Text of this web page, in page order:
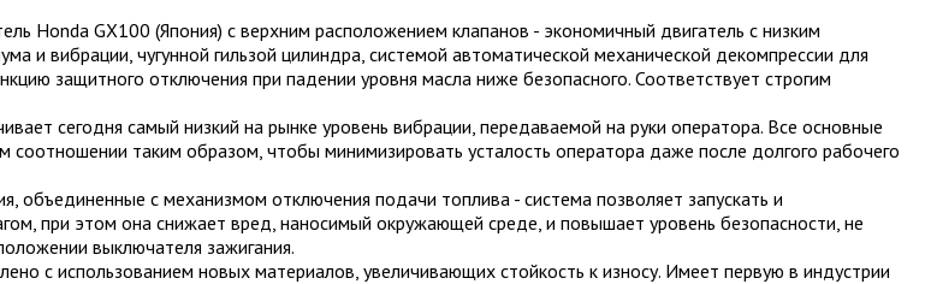
Honda GX100 (Япония) с верхним расположением клапанов - экономичный двигатель с низким
и вибрации, чугунной гильзой цилиндра, системой автоматической механической декомпрессии для
защитного отключения при падении уровня масла ниже безопасного. Соответствует строгим
сегодня самый низкий на рынке уровень вибрации, передаваемой на руки оператора. Все основные
соотношении таким образом, чтобы минимизировать усталость оператора даже после долгого рабочего
объединенные с механизмом отключения подачи топлива - система позволяет запускать и
при этом она снижает вред, наносимый окружающей среде, и повышает уровень безопасности, не
выключателя зажигания.
с использованием новых материалов, увеличивающих стойкость к износу. Имеет первую в индустрии